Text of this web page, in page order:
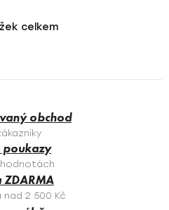
O
á
c
í
p
r
v
k
celkem
obchod
poukazy
nad 2 500 Kč